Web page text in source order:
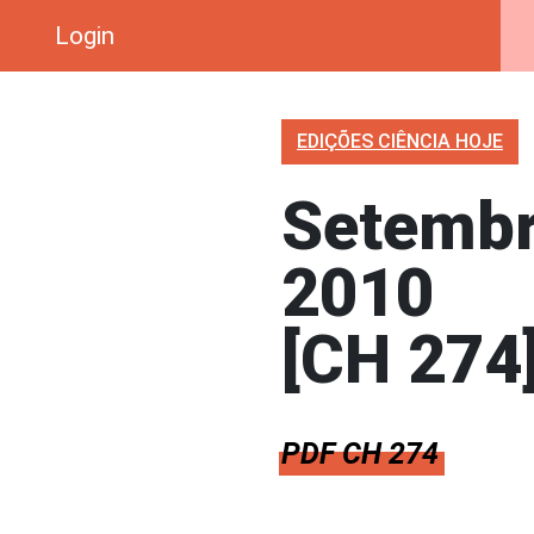
Login
EDIÇÕES CIÊNCIA HOJE
2010
[CH
PDF CH 274